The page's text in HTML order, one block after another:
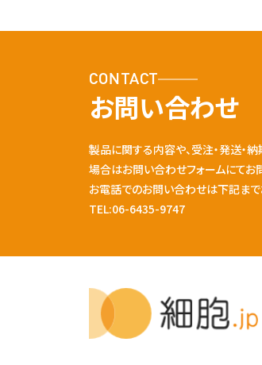
CONTACT
お問い合わせ
製品に関する内容や、受注・発送・
場合はお問い合わせフォームにてお
お電話でのお問い合わせは下記まで
TEL:06-6435-9747